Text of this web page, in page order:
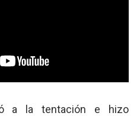
a la tentación e hizo